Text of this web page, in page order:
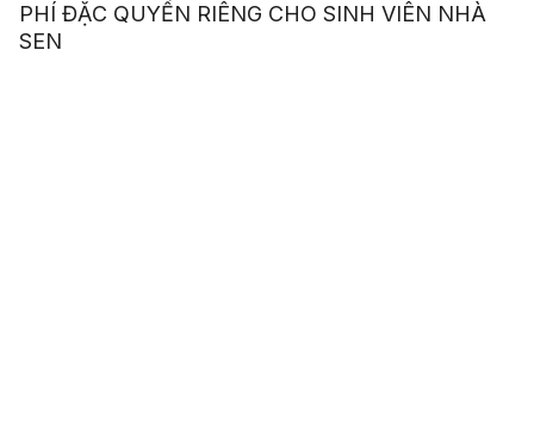
PHÍ ĐẶC QUYỀN RIÊNG CHO SINH VIÊN NHÀ
SEN